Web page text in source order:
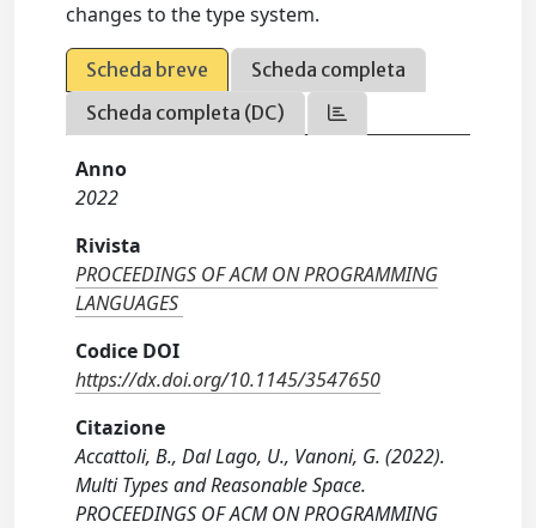
changes to the type system.
Scheda breve
Scheda completa
Scheda completa (DC)
Anno
2022
Rivista
PROCEEDINGS OF ACM ON PROGRAMMING
LANGUAGES
Codice DOI
https://dx.doi.org/10.1145/3547650
Citazione
Accattoli, B., Dal Lago, U., Vanoni, G. (2022).
Multi Types and Reasonable Space.
PROCEEDINGS OF ACM ON PROGRAMMING